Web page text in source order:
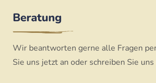
Beratung
Wir beantworten gerne alle Fragen
Sie uns jetzt an oder schreiben Sie